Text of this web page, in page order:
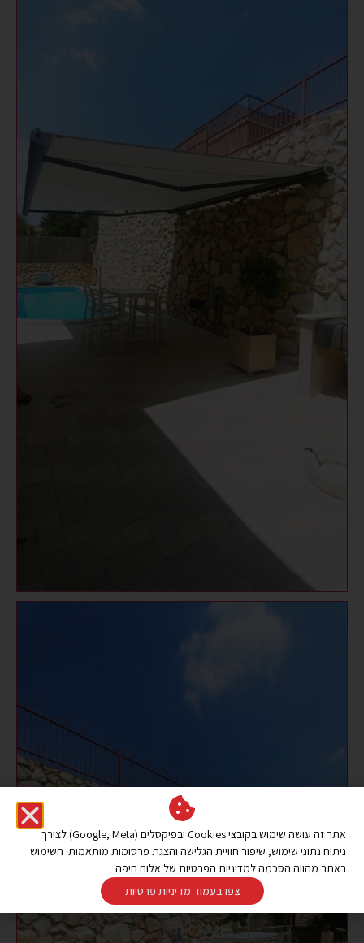
אתר זה עושה שימוש בקובצי Cookies ובפיקסלים (Google, Meta) לצורך
ניתוח נתוני שימוש, שיפור חוויית הגלישה והצגת פרסומות מותאמות. השימוש
באתר מהווה הסכמה למדיניות הפרטיות של אלום חיפה
צפו בעמוד מדיניות פרטיות